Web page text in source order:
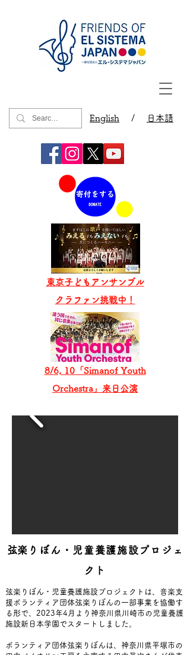
English / 日本語
8/6, 10「Simanof Youth
Orchestra」来日公演
東京子どもアンサンブル
​クラファン挑戦中！
​弦楽りぼん・児童養護施設プロジェ
クト
弦楽りぼん・児童養護施設プロジェクトは、音楽支
援ボランティア団体弦楽りぼんの一部事業を協働す
る形で、2023年4月より神奈川県川崎市の児童養護
施設新日本学園でスタートしました。
ボランティア団体弦楽りぼんは、神奈川県平塚市の